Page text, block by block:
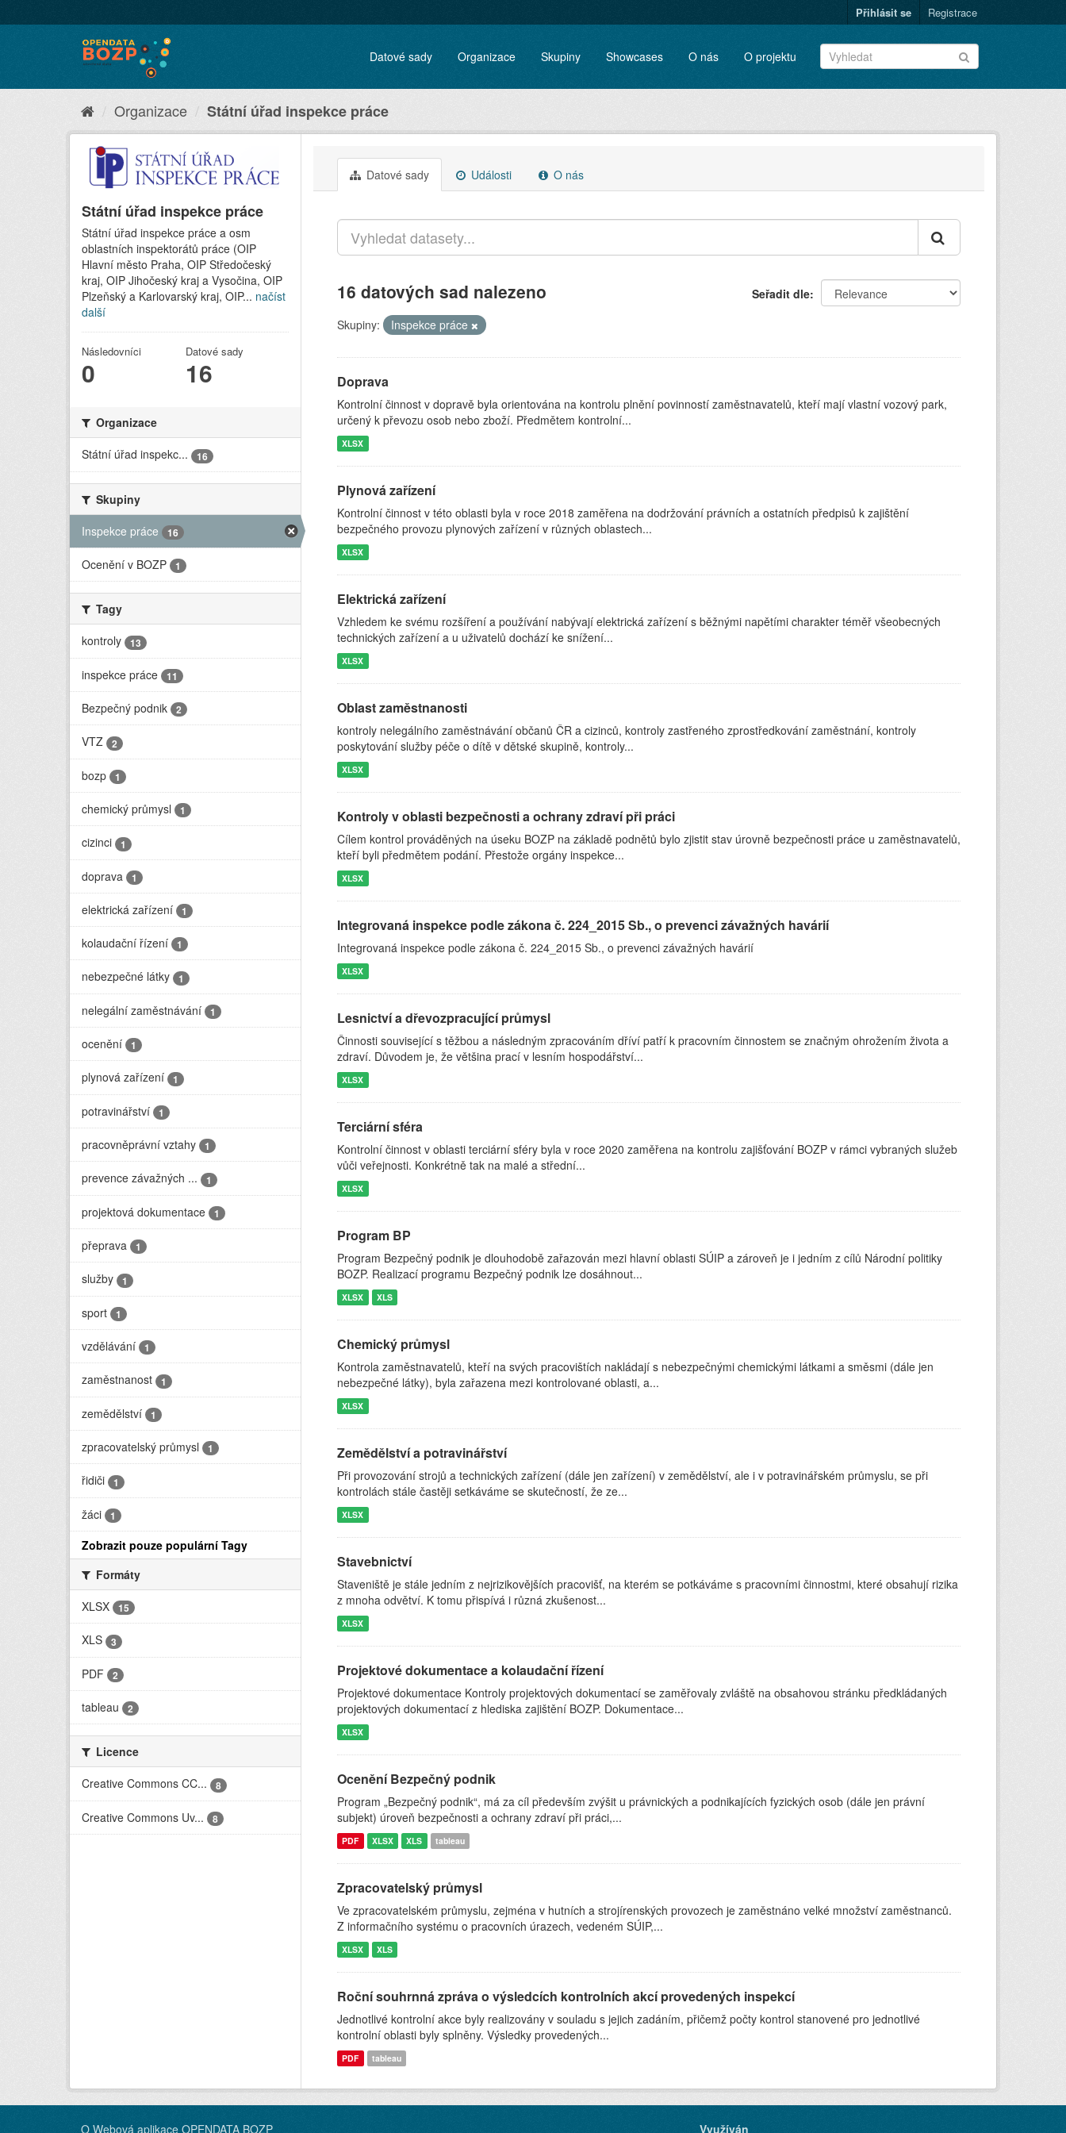
Přihlásit se Registrace
Datové sady Organizace Skupiny Showcases O nás O projektu
Organizace Státní úřad inspekce práce
Státní úřad inspekce práce
Státní úřad inspekce práce a osm
oblastních inspektorátů práce (OIP
Hlavní město Praha, OIP Středočeský
kraj, OIP Jihočeský kraj a Vysočina, OIP
Plzeňský a Karlovarský kraj, OIP... načíst
další
Následovníci
0
Datové sady
16
Organizace
Státní úřad inspekc...
16
Skupiny
Inspekce práce
16
Ocenění v BOZP 1
Tagy
kontroly
13
inspekce práce 11
Bezpečný podnik 2
VTZ 2
bozp 1
chemický průmysl 1
cizinci 1
doprava 1
elektrická zařízení 1
kolaudační řízení 1
nebezpečné látky 1
nelegální zaměstnávání 1
ocenění 1
plynová zařízení 1
potravinářství 1
pracovněprávní vztahy 1
prevence závažných ... 1
projektová dokumentace 1
přeprava 1
služby 1
sport 1
vzdělávání 1
zaměstnanost 1
zemědělství 1
zpracovatelský průmysl 1
řidiči 1
žáci 1
Zobrazit pouze populární Tagy
Formáty
XLSX
15
XLS 3
PDF 2
tableau 2
Licence
Creative Commons CC...
8
Creative Commons Uv... 8
Datové sady Události O nás
Seřadit dle
16 datových sad nalezeno
Skupiny: Inspekce práce
Doprava
Kontrolní činnost v dopravě byla orientována na kontrolu plnění povinností zaměstnavatelů, kteří mají vlastní vozový park,
určený k převozu osob nebo zboží. Předmětem kontrolní...
XLSX
Plynová zařízení
Kontrolní činnost v této oblasti byla v roce 2018 zaměřena na dodržování právních a ostatních předpisů k zajištění
bezpečného provozu plynových zařízení v různých oblastech...
XLSX
Elektrická zařízení
Vzhledem ke svému rozšíření a používání nabývají elektrická zařízení s běžnými napětími charakter téměř všeobecných
technických zařízení a u uživatelů dochází ke snížení...
XLSX
Oblast zaměstnanosti
kontroly nelegálního zaměstnávání občanů ČR a cizinců, kontroly zastřeného zprostředkování zaměstnání, kontroly
poskytování služby péče o dítě v dětské skupině, kontroly...
XLSX
Kontroly v oblasti bezpečnosti a ochrany zdraví při práci
Cílem kontrol prováděných na úseku BOZP na základě podnětů bylo zjistit stav úrovně bezpečnosti práce u zaměstnavatelů,
kteří byli předmětem podání. Přestože orgány inspekce...
XLSX
Integrovaná inspekce podle zákona č. 224_2015 Sb., o prevenci závažných havárií
Integrovaná inspekce podle zákona č. 224_2015 Sb., o prevenci závažných havárií
XLSX
Lesnictví a dřevozpracující průmysl
Činnosti související s těžbou a následným zpracováním dříví patří k pracovním činnostem se značným ohrožením života a
zdraví. Důvodem je, že většina prací v lesním hospodářství...
XLSX
Terciární sféra
Kontrolní činnost v oblasti terciární sféry byla v roce 2020 zaměřena na kontrolu zajišťování BOZP v rámci vybraných služeb
vůči veřejnosti. Konkrétně tak na malé a střední...
XLSX
Program BP
Program Bezpečný podnik je dlouhodobě zařazován mezi hlavní oblasti SÚIP a zároveň je i jedním z cílů Národní politiky
BOZP. Realizací programu Bezpečný podnik lze dosáhnout...
XLSX XLS
Chemický průmysl
Kontrola zaměstnavatelů, kteří na svých pracovištích nakládají s nebezpečnými chemickými látkami a směsmi (dále jen
nebezpečné látky), byla zařazena mezi kontrolované oblasti, a...
XLSX
Zemědělství a potravinářství
Při provozování strojů a technických zařízení (dále jen zařízení) v zemědělství, ale i v potravinářském průmyslu, se při
kontrolách stále častěji setkáváme se skutečností, že ze...
XLSX
Stavebnictví
Staveniště je stále jedním z nejrizikovějších pracovišť, na kterém se potkáváme s pracovními činnostmi, které obsahují rizika
z mnoha odvětví. K tomu přispívá i různá zkušenost...
XLSX
Projektové dokumentace a kolaudační řízení
Projektové dokumentace Kontroly projektových dokumentací se zaměřovaly zvláště na obsahovou stránku předkládaných
projektových dokumentací z hlediska zajištění BOZP. Dokumentace...
XLSX
Ocenění Bezpečný podnik
Program „Bezpečný podnik“, má za cíl především zvýšit u právnických a podnikajících fyzických osob (dále jen právní
subjekt) úroveň bezpečnosti a ochrany zdraví při práci,...
PDF XLSX XLS tableau
Zpracovatelský průmysl
Ve zpracovatelském průmyslu, zejména v hutních a strojírenských provozech je zaměstnáno velké množství zaměstnanců.
Z informačního systému o pracovních úrazech, vedeném SÚIP,...
XLSX XLS
Roční souhrnná zpráva o výsledcích kontrolních akcí provedených inspekcí
Jednotlivé kontrolní akce byly realizovány v souladu s jejich zadáním, přičemž počty kontrol stanovené pro jednotlivé
kontrolní oblasti byly splněny. Výsledky provedených...
PDF tableau
O Webová aplikace OPENDATA BOZP Využíván